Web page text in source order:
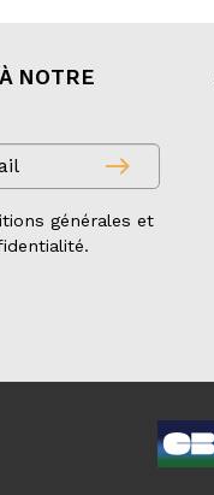
NOTRE
east
générales et